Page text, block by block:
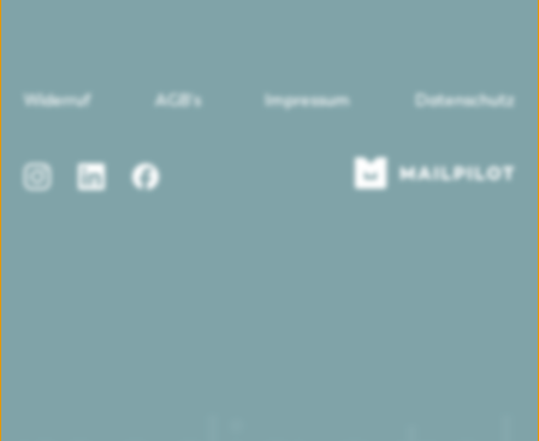
Widerruf AGB's Impressum Datenschutz
Instagram
LinkedIn Facebook Mailpilot